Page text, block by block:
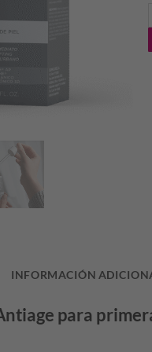
INFORMACIÓN
para